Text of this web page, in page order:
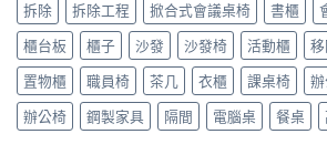
拆除
拆除工程 掀合式會議桌椅 書櫃
櫃台板
櫃子 沙發 沙發椅 活動櫃
置物櫃
職員椅 茶几 衣櫃 課桌椅
辦公椅
鋼製家具 隔間 電腦桌 餐桌